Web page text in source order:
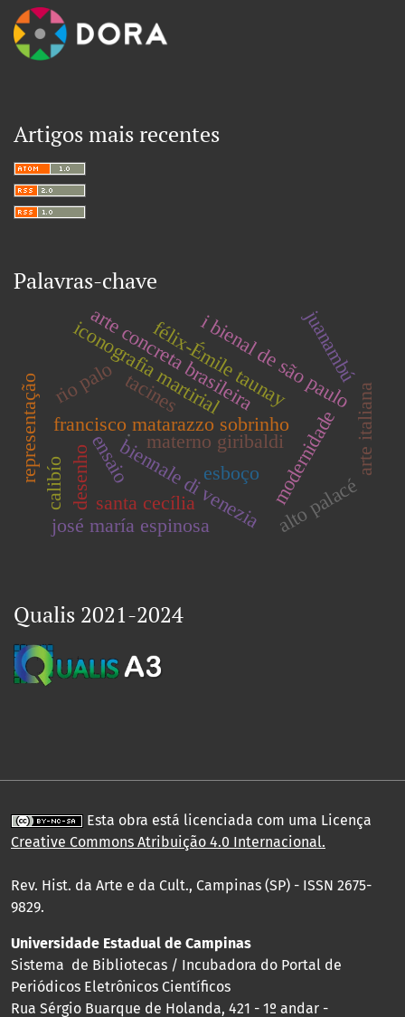
Artigos mais recentes
Palavras-chave
i bienal de são paulo
biennale di venezia
francisco matarazzo sobrinho
santa cecília
iconografia martirial
desenhoensaio esboço modernidade
representação
josé maría espinosa alto palacé
calibío
juanambú
tacines
rio palo félix-Émile taunay
. arte italiana
arte concreta brasileira
materno giribaldi
Qualis 2021-2024
Esta obra está licenciada com uma Licença
Creative Commons Atribuição 4.0 Internacional.
Rev. Hist. da Arte e da Cult., Campinas (SP) - ISSN 2675-
9829.
Universidade Estadual de Campinas
Sistema de Bibliotecas / Incubadora do Portal de
Periódicos Eletrônicos Científicos
Rua Sérgio Buarque de Holanda, 421 - 1º andar -